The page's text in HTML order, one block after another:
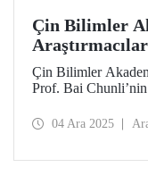
Çin Bilimler
Çin Bilimler
Prof. Bai Chunli’nin
araya geldi. Ziyaret
04 Ara 2025